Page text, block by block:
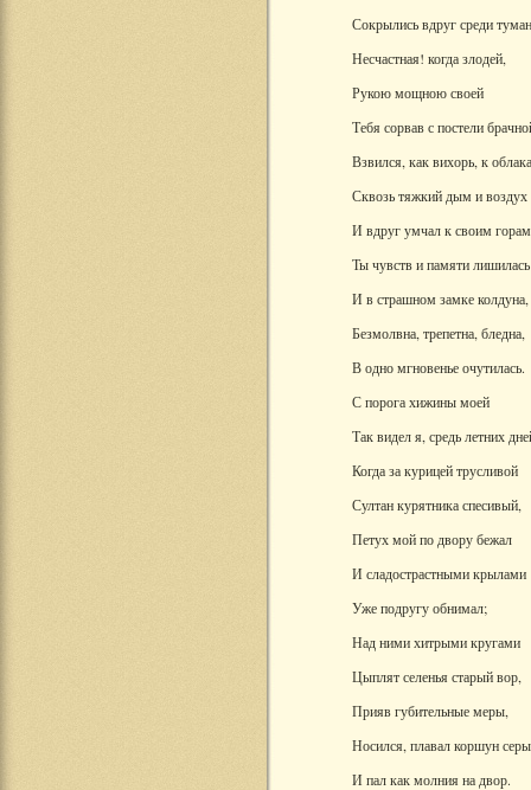
Сокрылись вдруг среди
Несчастная! когда злодей,
Рукою мощною своей
Тебя сорвав с постели
Взвился, как вихорь, к
Сквозь тяжкий дым и
И вдруг умчал к своим
Ты чувств и памяти лишилась
И в страшном замке колдуна,
Безмолвна, трепетна, бледна,
В одно мгновенье очутилась.
С порога хижины моей
Так видел я, средь летних
Когда за курицей трусливой
Султан курятника спесивый,
Петух мой по двору бежал
И сладострастными крылами
Уже подругу обнимал;
Над ними хитрыми кругами
Цыплят селенья старый вор,
Прияв губительные меры,
Носился, плавал коршун
И пал как молния на двор.